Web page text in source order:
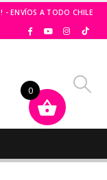
ENVÍOS A TODO CHILE
0